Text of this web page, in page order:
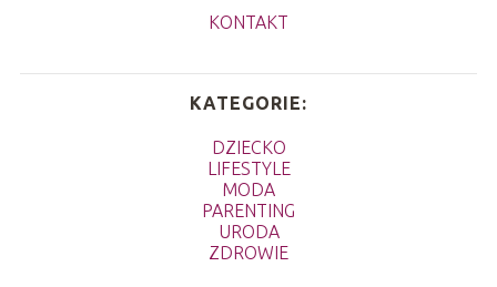
KONTAKT
KATEGORIE:
DZIECKO
LIFESTYLE
MODA
PARENTING
URODA
ZDROWIE